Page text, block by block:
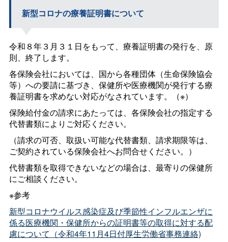
新型コロナの療養証明書について
令和８年３月３１日をもって、療養証明書の発行を、原
則、終了します。
各保険会社においては、国から各種団体（生命保険協会
等）への要請に基づき、保健所や医療機関が発行する療
養証明書を求めない対応がなされています。（※）
保険給付金の請求にあたっては、各保険会社の指定する
代替書類によりご対応ください。
（請求の可否、取扱い可能な代替書類、請求期限等は、
ご契約されている保険会社へお問合せください。）
代替書類を取得できないなどの場合は、最寄りの保健所
にご相談ください。
※参考
新型コロナウイルス感染症及び季節性インフルエンザに
係る医療機関・保健所からの証明書等の取得に対する配
慮について（令和4年11月4日付厚生労働省事務連絡)